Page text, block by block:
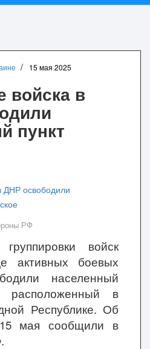
15 мая 2025
войска в
пункт
РФ
войск
активных боевых
населенный
расположенный в
Республике. Об
мая сообщили в